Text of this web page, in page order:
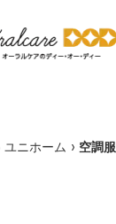
ユニホーム 空調服